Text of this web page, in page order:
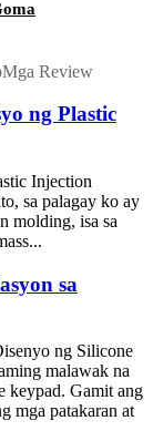
Mga Review
ng Plastic
Injection
sa palagay ko ay
molding, isa sa
sa
ng Silicone
malawak na
keypad. Gamit ang
mga patakaran at